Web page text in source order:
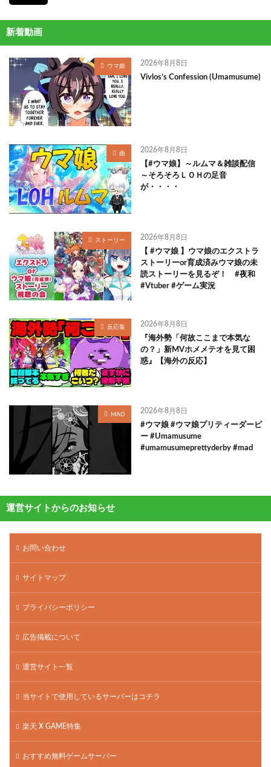
新着動画
ウマ娘 2026年8月8日
Vivlos’s Confession (Umamusume)
曲 2026年8月8日
【#ウマ娘】～ルムマ＆雑談配信
～そろそろＬＯＨの足音
が・・・・
ストーリー 2026年8月8日
【 #ウマ娘 】ウマ娘のエクストラ
ストーリーor育成済みウマ娘の未
読ストーリーを見るぞ！ #夜和
#Vtuber #ゲーム実況
反応集 2026年8月8日
『海外勢「何故ここまで本気な
の？」新MVホメメテオを見て困
惑』【海外の反応】
MAD 2026年8月8日
#ウマ娘 #ウマ娘プリティーダービ
ー #Umamusume
#umamusumeprettyderby #mad
運営サイトからのお知らせ
お問い合わせ
サイトマップ
プライバシーポリシー
広告掲載について
運営サイト一覧
当サイトで使用しているサーバーはコチラ
楽天 X GAME特集
おすすめ無料ゲームサーバー